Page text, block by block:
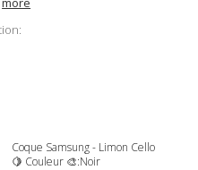
Coque Samsung - Limon Cello
🍋 Couleur 🎨:Noir